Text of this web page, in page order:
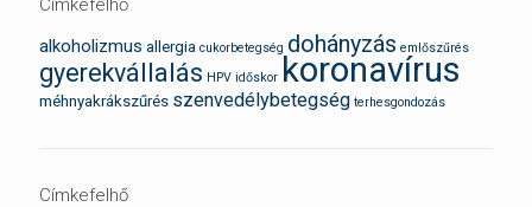
Címkefelhő
alkoholizmus allergia cukorbetegség dohányzás emlőszűrés
gyerekvállalás HPV időskor koronavírus
méhnyakrákszűrés szenvedélybetegség terhesgondozás
Címkefelhő